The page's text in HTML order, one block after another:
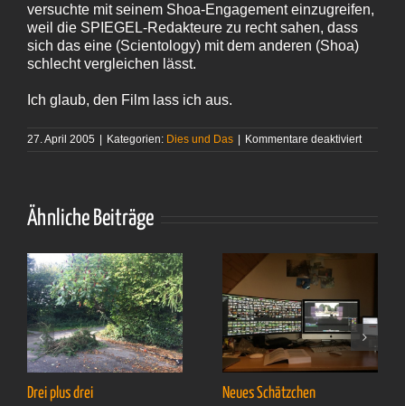
versuchte mit seinem Shoa-Engagement einzugreifen,
weil die SPIEGEL-Redakteure zu recht sahen, dass
sich das eine (Scientology) mit dem anderen (Shoa)
schlecht vergleichen lässt.
Ich glaub, den Film lass ich aus.
27. April 2005 | Kategorien: Dies und Das | Kommentare deaktiviertfür
Ähnliche Beiträge
Drei plus drei Neues Schätzchen